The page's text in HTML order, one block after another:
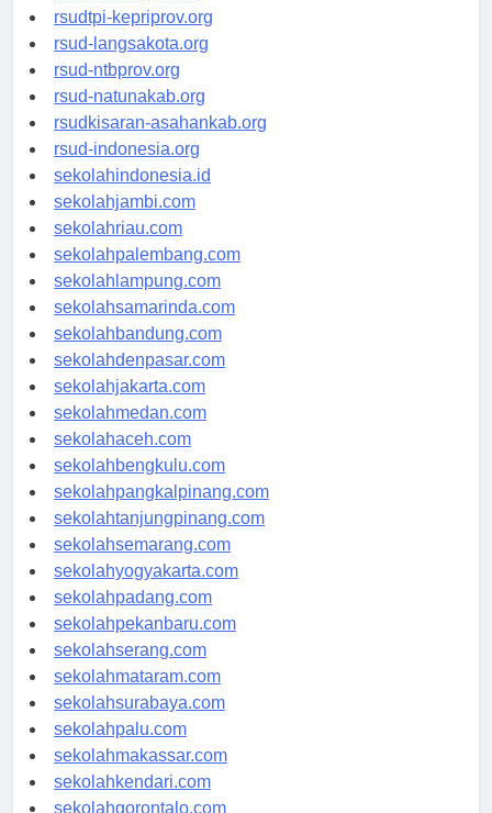
rsud-sulbarprov.org
rsudtpi-kepriprov.org
rsud-langsakota.org
rsud-ntbprov.org
rsud-natunakab.org
rsudkisaran-asahankab.org
rsud-indonesia.org
sekolahindonesia.id
sekolahjambi.com
sekolahriau.com
sekolahpalembang.com
sekolahlampung.com
sekolahsamarinda.com
sekolahbandung.com
sekolahdenpasar.com
sekolahjakarta.com
sekolahmedan.com
sekolahaceh.com
sekolahbengkulu.com
sekolahpangkalpinang.com
sekolahtanjungpinang.com
sekolahsemarang.com
sekolahyogyakarta.com
sekolahpadang.com
sekolahpekanbaru.com
sekolahserang.com
sekolahmataram.com
sekolahsurabaya.com
sekolahpalu.com
sekolahmakassar.com
sekolahkendari.com